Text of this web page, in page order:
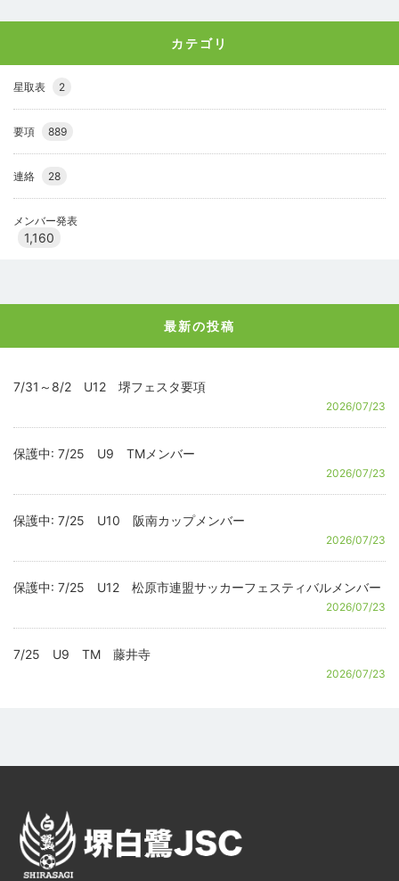
カテゴリ
星取表 2
要項 889
連絡 28
メンバー発表
1,160
最新の投稿
7/31～8/2 U12 堺フェスタ要項
2026/07/23
保護中: 7/25 U9 TMメンバー
2026/07/23
保護中: 7/25 U10 阪南カップメンバー
2026/07/23
保護中: 7/25 U12 松原市連盟サッカーフェスティバルメンバー
2026/07/23
7/25 U9 TM 藤井寺
2026/07/23